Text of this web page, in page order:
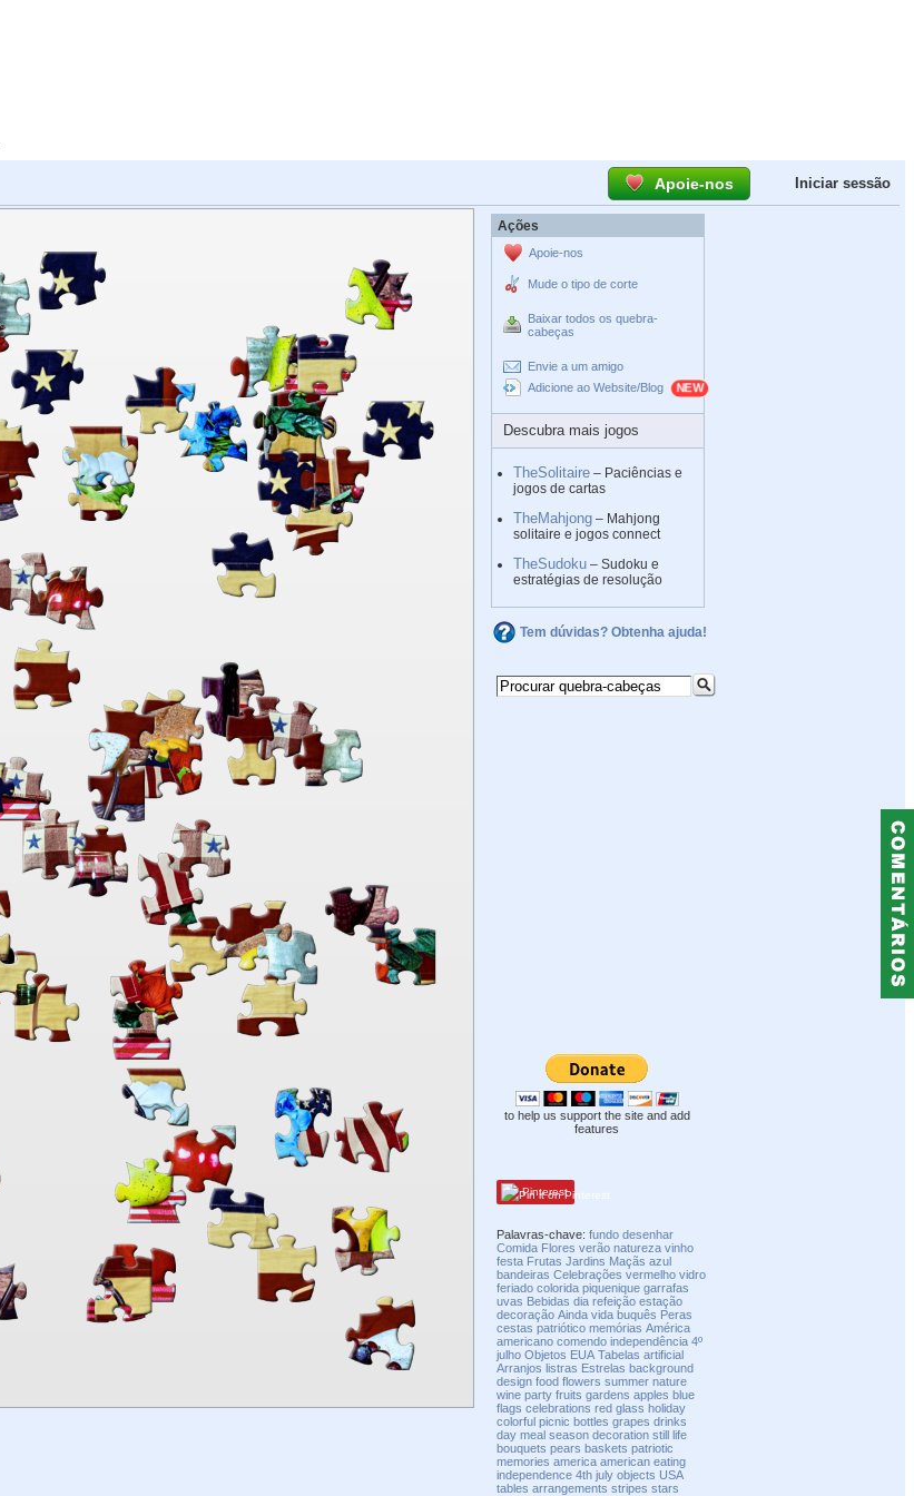
Apoie-nos Iniciar sessão
Ações
Apoie-nos
Mude o tipo de corte
Baixar todos os quebra-
cabeças
Envie a um amigo
Adicione ao Website/Blog
Descubra mais jogos
TheSolitaire – Paciências e
jogos de cartas
TheMahjong – Mahjong
solitaire e jogos connect
TheSudoku – Sudoku e
estratégias de resolução
Tem dúvidas? Obtenha ajuda!
to help us support the site and add
features
Pinterest
Palavras-chave:fundo desenhar
Comida Flores verão natureza vinho
festa Frutas Jardins Maçãs azul
bandeiras Celebrações vermelho vidro
feriado colorida piquenique garrafas
uvas Bebidas dia refeição estação
decoração Ainda vida buquês Peras
cestas patriótico memórias América
americano comendo independência 4º
julho Objetos EUA Tabelas artificial
Arranjos listras Estrelas background
design food flowers summer nature
wine party fruits gardens apples blue
flags celebrations red glass holiday
colorful picnic bottles grapes drinks
day meal season decoration still life
bouquets pears baskets patriotic
memories america american eating
independence 4th july objects USA
tables arrangements stripes stars